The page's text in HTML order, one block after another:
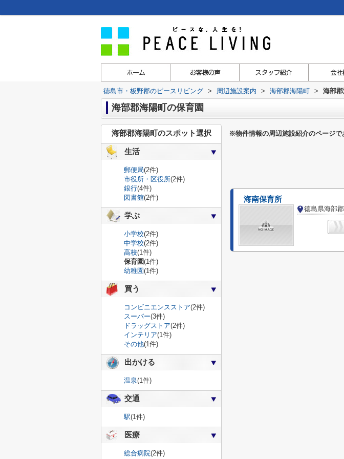
徳島市・板野郡のピースリビング > 周辺施設案内 > 海部郡海陽町 > 海部
海部郡海陽町の保育園
※物件情報の周辺施設紹介のページで
海南保育所
海部郡海陽町のスポット選択
生活
郵便局(2件)
市役所・区役所(2件)
銀行(4件)
図書館(2件)
学ぶ
小学校(2件)
中学校(2件)
高校(1件)
保育園(1件)
幼稚園(1件)
買う
コンビニエンスストア(2件)
スーパー(3件)
ドラッグストア(2件)
インテリア(1件)
その他(1件)
出かける
温泉(1件)
交通
駅(1件)
医療
総合病院(2件)